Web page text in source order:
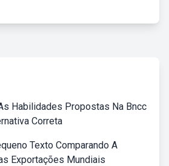
Habilidades Propostas Na Bncc
Correta
Texto Comparando A
Exportações Mundiais